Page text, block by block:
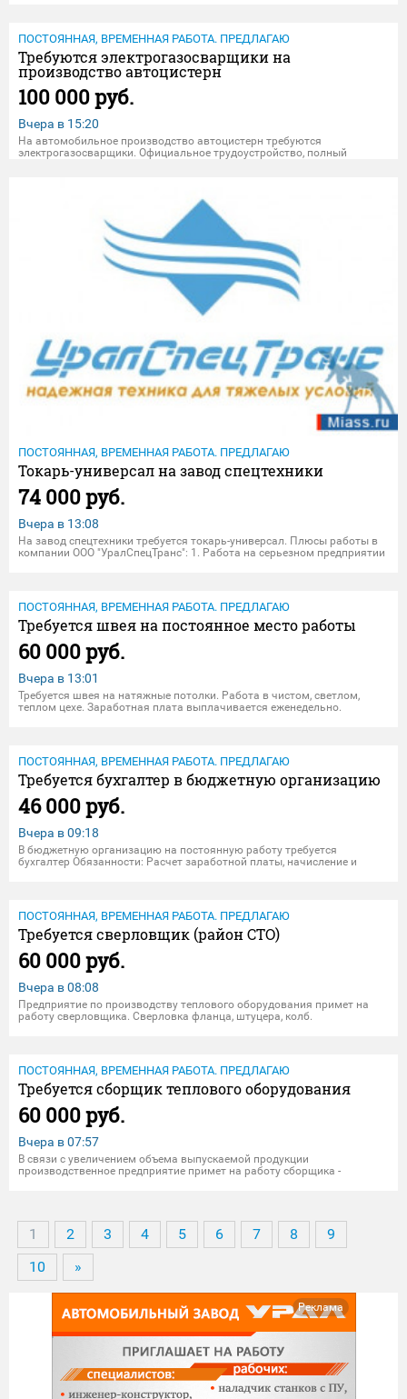
ПОСТОЯННАЯ, ВРЕМЕННАЯ РАБОТА. ПРЕДЛАГАЮ
Требуются электрогазосварщики на
производство автоцистерн
100 000 руб.
Вчера в 15:20
На автомобильное производство автоцистерн требуются
электрогазосварщики. Официальное трудоустройство, полный
ПОСТОЯННАЯ, ВРЕМЕННАЯ РАБОТА. ПРЕДЛАГАЮ
Токарь-универсал на завод спецтехники
74 000 руб.
Вчера в 13:08
На завод спецтехники требуется токарь-универсал. Плюсы работы в
компании ООО "УралСпецТранс": 1. Работа на серьезном предприятии
ПОСТОЯННАЯ, ВРЕМЕННАЯ РАБОТА. ПРЕДЛАГАЮ
Требуется швея на постоянное место работы
60 000 руб.
Вчера в 13:01
Требуется швея на натяжные потолки. Работа в чистом, светлом,
теплом цехе. Заработная плата выплачивается еженедельно.
ПОСТОЯННАЯ, ВРЕМЕННАЯ РАБОТА. ПРЕДЛАГАЮ
Требуется бухгалтер в бюджетную организацию
46 000 руб.
Вчера в09:18
В бюджетную организацию на постоянную работу требуется
бухгалтер Обязанности: Расчет заработной платы, начисление и
ПОСТОЯННАЯ, ВРЕМЕННАЯ РАБОТА. ПРЕДЛАГАЮ
Требуется сверловщик (район СТО)
60 000 руб.
Вчера в08:08
Предприятие по производству теплового оборудования примет на
работу сверловщика. Сверловка фланца, штуцера, колб.
ПОСТОЯННАЯ, ВРЕМЕННАЯ РАБОТА. ПРЕДЛАГАЮ
Требуется сборщик теплового оборудования
60 000 руб.
Вчера в07:57
В связи с увеличением объема выпускаемой продукции
производственное предприятие примет на работу сборщика -
1 2 3 4 5 6 7 8
9
10
»
Реклама